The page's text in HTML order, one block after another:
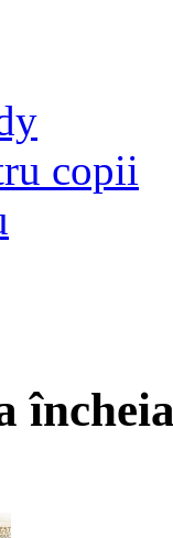
copii